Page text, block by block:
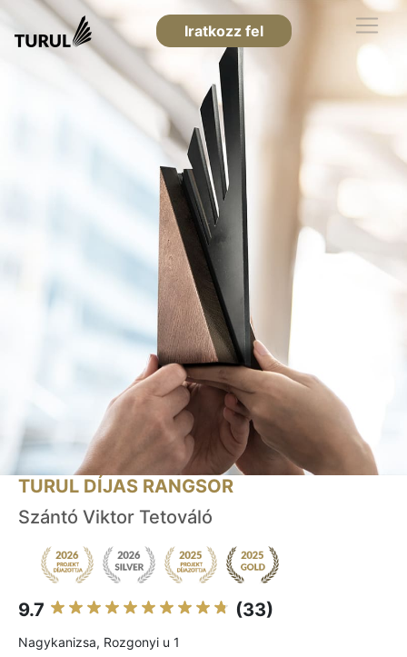
Iratkozz fel
TURUL DÍJAS RANGSOR
Szántó Viktor Tetováló
9.7 (33)
Nagykanizsa, Rozgonyi u 1